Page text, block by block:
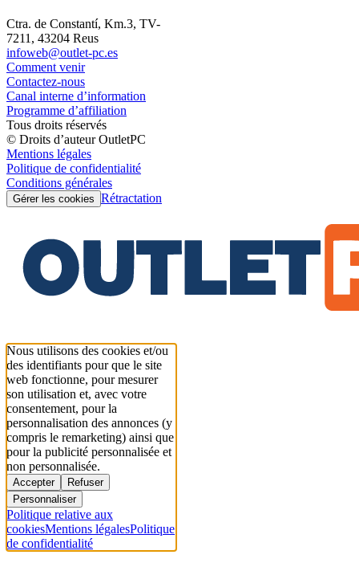
Ctra. de Constantí, Km.3, TV-
7211, 43204 Reus
infoweb@outlet-pc.es
Comment venir
Contactez-nous
Canal interne d’information
Programme d’affiliation
Tous droits réservés
© Droits d’auteur OutletPC
Mentions légales
Politique de confidentialité
Conditions générales
Gérer les cookies Rétractation
Nous utilisons des cookies et/ou
des identifiants pour que le site
web fonctionne, pour mesurer
son utilisation et, avec votre
consentement, pour la
personnalisation des annonces (y
compris le remarketing) ainsi que
pour la publicité personnalisée et
non personnalisée.
Accepter
Refuser
Personnaliser
Politique relative aux
cookiesMentions légalesPolitique
de confidentialité